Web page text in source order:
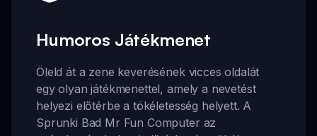
Humoros Játékmenet
Öleld át a zene keverésének vicces oldalát
egy olyan játékmenettel, amely a nevetést
helyezi előtérbe a tökéletesség helyett. A
Sprunki Bad Mr Fun Computer az